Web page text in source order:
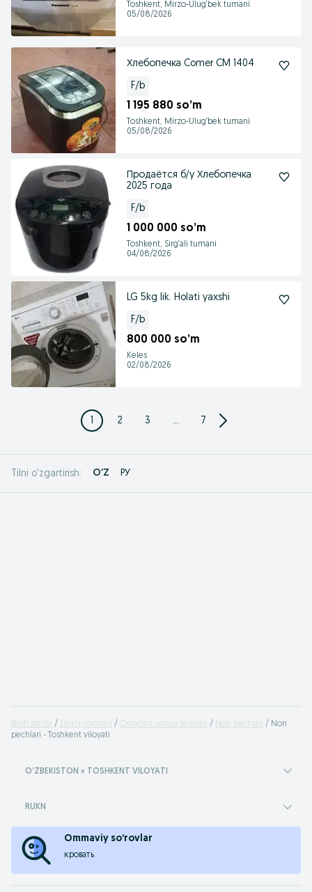
Toshkent, Mirzo-Ulug‘bek tumani
05/08/2026
Хлебопечка Comer CM 1404
F/b
1 195 880 so’m
Toshkent, Mirzo-Ulug‘bek tumani
05/08/2026
Продаётся б/у Хлебопечка
2025 года
F/b
1 000 000 so’m
Toshkent, Sirg‘ali tumani
04/08/2026
LG 5kg lik. Holati yaxshi
F/b
800 000 so’m
Keles
02/08/2026
1 2 3 ... 7
Tilni o'zgartirish: O'Z РУ
Bosh sahifa Elektr jihozlari Oshxona uchun texnika Non pechlari
Non
pechlari - Toshkent viloyati
OʻZBEKISTON » TOSHKENT VILOYATI
RUKN
Ommaviy so‘rovlar
кровать